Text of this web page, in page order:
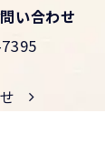
い合わせ